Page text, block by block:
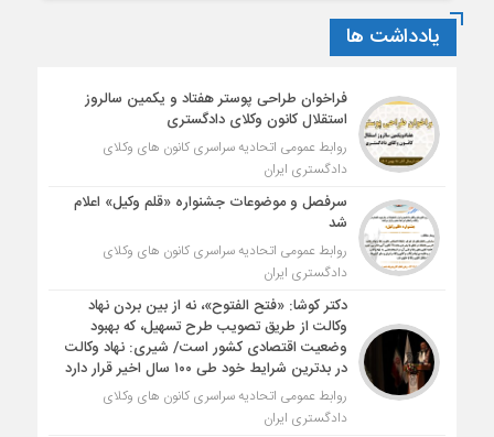
یادداشت ها
فراخوان طراحی پوستر هفتاد و یکمین سالروز
استقلال کانون وکلای دادگستری
روابط عمومی اتحادیه سراسری کانون های وکلای
دادگستری ایران
سرفصل و موضوعات جشنواره «قلم وکیل» اعلام
شد
روابط عمومی اتحادیه سراسری کانون های وکلای
دادگستری ایران
دکتر کوشا: «فتح الفتوح»، نه از بین بردن نهاد
وکالت از طریق تصویب طرح تسهیل، که بهبود
وضعیت اقتصادی کشور است/ شیری: نهاد وکالت
در بدترین شرایط خود طی ۱۰۰ سال اخیر قرار دارد
روابط عمومی اتحادیه سراسری کانون های وکلای
دادگستری ایران